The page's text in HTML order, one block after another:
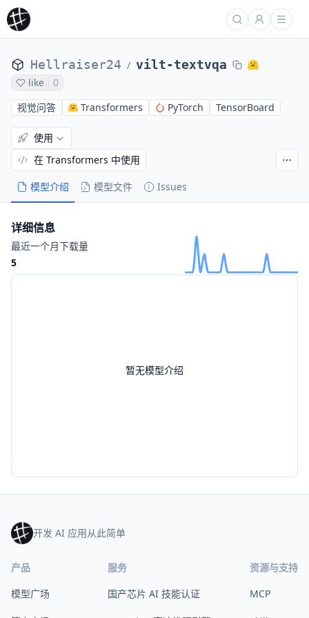
Hellraiser24 / vilt-textvqa
like
0
视觉问答
Transformers PyTorch TensorBoard
模型介绍 模型文件 Issues
使用
在 Transformers 中使用
暂无模型介绍
详细信息
最近一个月下载量
5
开发 AI 应用从此简单
产品
模型广场
服务
国产芯片 AI 技能认证
资源与支持
MCP